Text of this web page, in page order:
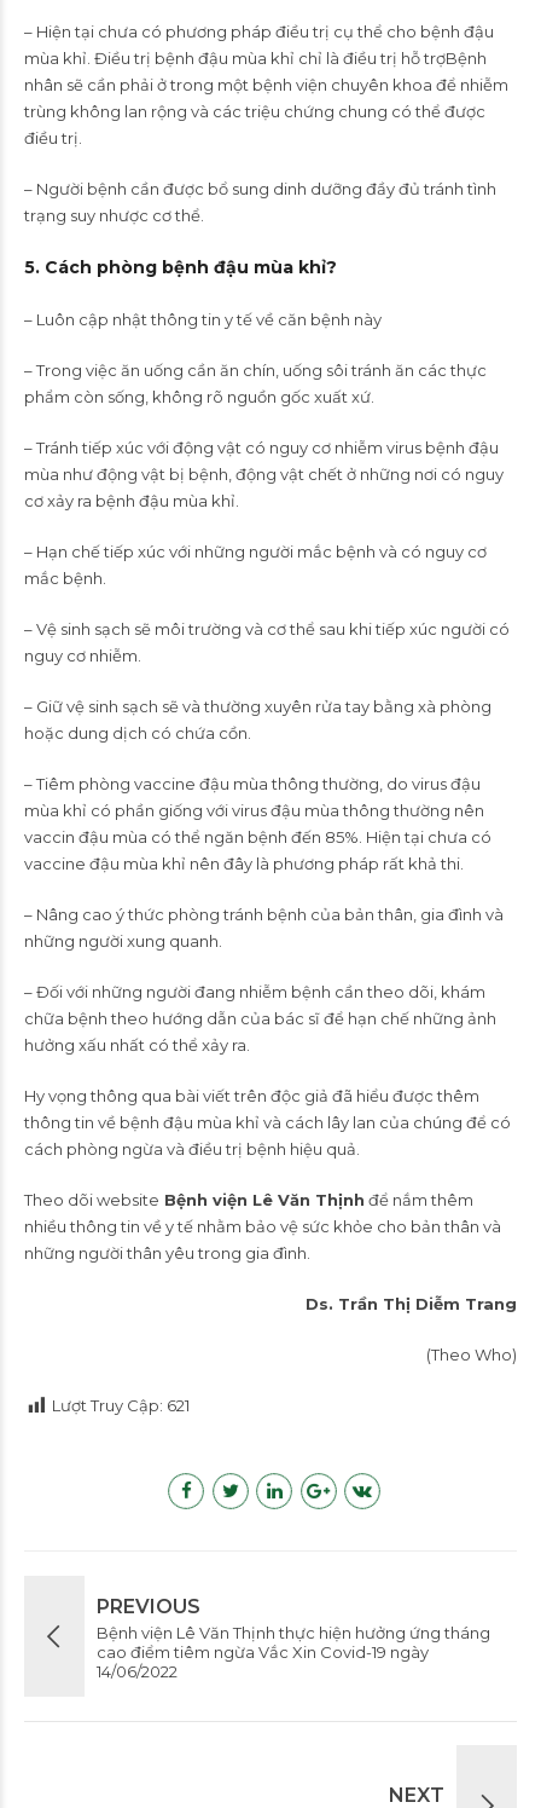
– Hiện tại chưa có phương pháp điều trị cụ thể cho bệnh đậu
mùa khỉ. Điều trị bệnh đậu mùa khỉ chỉ là điều trị hỗ trợBệnh
nhân sẽ cần phải ở trong một bệnh viện chuyên khoa để nhiễm
trùng không lan rộng và các triệu chứng chung có thể được
điều trị.
– Người bệnh cần được bổ sung dinh dưỡng đầy đủ tránh tình
trạng suy nhược cơ thể.
5. Cách phòng bệnh đậu mùa khỉ?
– Luôn cập nhật thông tin y tế về căn bệnh này
– Trong việc ăn uống cần ăn chín, uống sôi tránh ăn các thực
phẩm còn sống, không rõ nguồn gốc xuất xứ.
– Tránh tiếp xúc với động vật có nguy cơ nhiễm virus bệnh đậu
mùa như động vật bị bệnh, động vật chết ở những nơi có nguy
cơ xảy ra bệnh đậu mùa khỉ.
– Hạn chế tiếp xúc với những người mắc bệnh và có nguy cơ
mắc bệnh.
– Vệ sinh sạch sẽ môi trường và cơ thể sau khi tiếp xúc người có
nguy cơ nhiễm.
– Giữ vệ sinh sạch sẽ và thường xuyên rửa tay bằng xà phòng
hoặc dung dịch có chứa cồn.
– Tiêm phòng vaccine đậu mùa thông thường, do virus đậu
mùa khỉ có phần giống với virus đậu mùa thông thường nên
vaccin đậu mùa có thể ngăn bệnh đến 85%. Hiện tại chưa có
vaccine đậu mùa khỉ nên đây là phương pháp rất khả thi.
– Nâng cao ý thức phòng tránh bệnh của bản thân, gia đình và
những người xung quanh.
– Đối với những người đang nhiễm bệnh cần theo dõi, khám
chữa bệnh theo hướng dẫn của bác sĩ để hạn chế những ảnh
hưởng xấu nhất có thể xảy ra.
Hy vọng thông qua bài viết trên độc giả đã hiểu được thêm
thông tin về bệnh đậu mùa khỉ và cách lây lan của chúng để có
cách phòng ngừa và điều trị bệnh hiệu quả.
Theo dõi website Bệnh viện Lê Văn Thịnh để nắm thêm
nhiều thông tin về y tế nhằm bảo vệ sức khỏe cho bản thân và
những người thân yêu trong gia đình.
Ds. Trần Thị Diễm Trang
(Theo Who)
Lượt Truy Cập: 621
PREVIOUS
Bệnh viện Lê Văn Thịnh thực hiện hưởng ứng tháng
cao điểm tiêm ngừa Vắc Xin Covid-19 ngày
14/06/2022
NEXT